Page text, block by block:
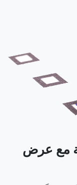
مع عرض